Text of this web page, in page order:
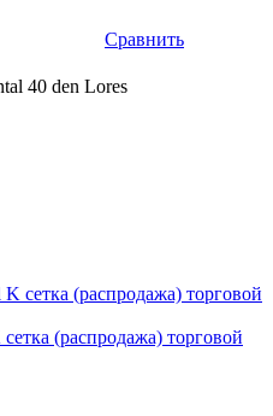
Сравнить
40 den Lores
(распродажа) торговой